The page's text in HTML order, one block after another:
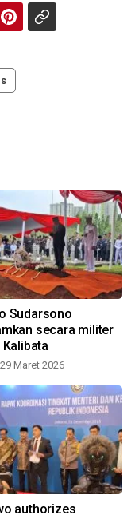
Sudarsono
secara militer
Kalibata
Maret 2026
authorizes